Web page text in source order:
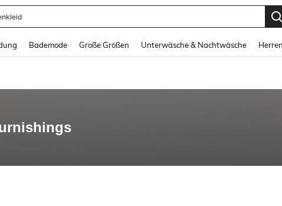
Bademode Große Größen Unterwäsche & Nachtwäsche